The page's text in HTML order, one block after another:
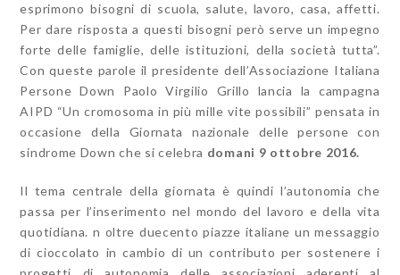
esprimono bisogni di scuola, salute, lavoro, casa, affetti.
Per dare risposta a questi bisogni però serve un impegno
forte delle famiglie, delle istituzioni, della società tutta”.
Con queste parole il presidente dell’Associazione Italiana
Persone Down Paolo Virgilio Grillo lancia la campagna
AIPD “Un cromosoma in più mille vite possibili” pensata in
occasione della Giornata nazionale delle persone con
sindrome Down che si celebra domani 9 ottobre 2016.
Il tema centrale della giornata è quindi l’autonomia che
passa per l’inserimento nel mondo del lavoro e della vita
quotidiana. n oltre duecento piazze italiane un messaggio
di cioccolato in cambio di un contributo per sostenere i